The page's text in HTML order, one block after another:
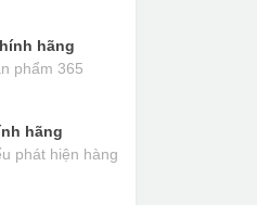
hãng
phẩm 365
hãng
phát hiện hàng